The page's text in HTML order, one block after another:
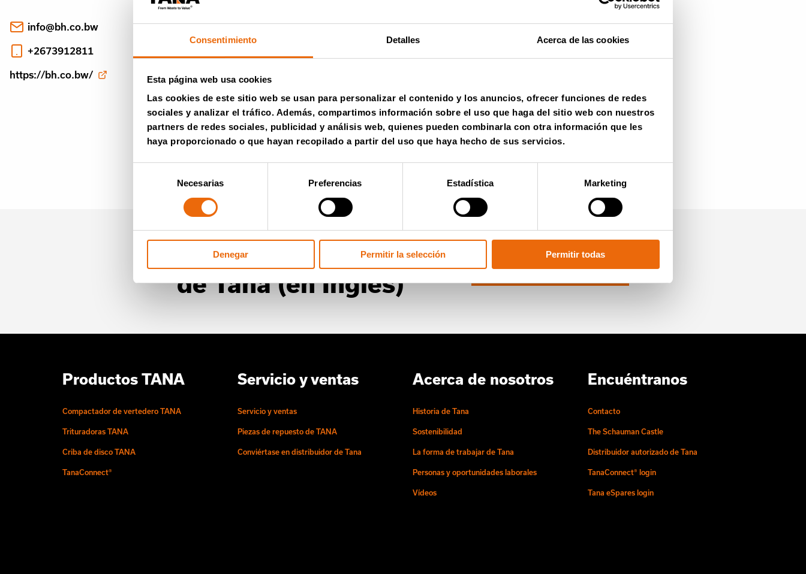
Consentimiento Detalles Acerca de las cookies
Esta página web usa cookies
Las cookies de este sitio web se usan para personalizar el contenido y los anuncios, ofrecer funciones de redes
sociales y analizar el tráfico. Además, compartimos información sobre el uso que haga del sitio web con nuestros
partners de redes sociales, publicidad y análisis web, quienes pueden combinarla con otra información que les
haya proporcionado o que hayan recopilado a partir del uso que haya hecho de sus servicios.
consentimiento
Necesarias Preferencias Estadística Marketing
Denegar Permitir la selección Permitir todas
info@bh.co.bw
+2673912811
https://bh.co.bw/
Boletín informativo
de Tana (en Inglés)
Súmese para recibir
información
Productos TANA
Compactador de vertedero TANA
Trituradoras TANA
Criba de disco TANA
TanaConnect®
Servicio y ventas
Servicio y ventas
Piezas de repuesto de TANA
Conviértase en distribuidor de Tana
Acerca de nosotros
Historia de Tana
Sostenibilidad
La forma de trabajar de Tana
Personas y oportunidades laborales
Vídeos
Encuéntranos
Contacto
The Schauman Castle
Distribuidor autorizado de Tana
TanaConnect® login
Tana eSpares login